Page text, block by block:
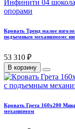
Кровать Тренд малое
подъемным механизмомс
53 310 ₽
В корзину
Кровать Грета 160х200
механизмом